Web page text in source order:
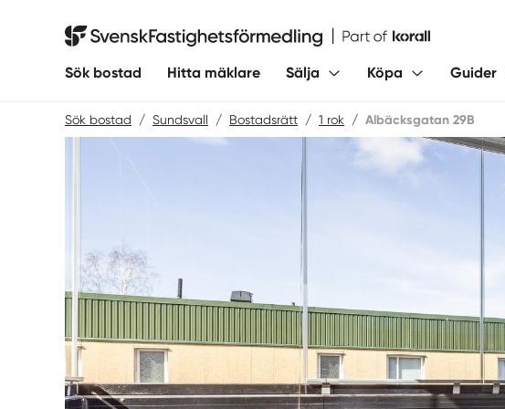
Svensk Fastighetsförmedling
Sök bostad Hitta mäklare Sälja Köpa Guider
Sök bostad / Sundsvall / Bostadsrätt / 1 rok / Albäcksgatan 29B